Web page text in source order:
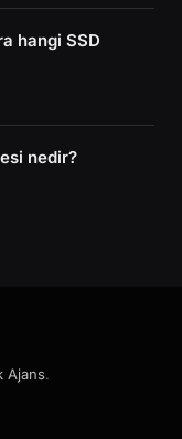
hangi SSD
nedir?
Ajans.